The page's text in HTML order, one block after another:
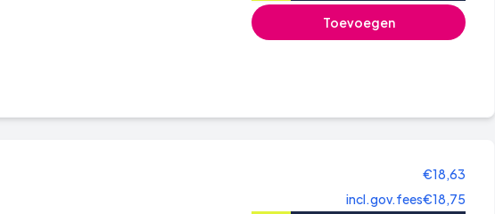
Toevoegen
€18,63
incl.gov.fees€18,75